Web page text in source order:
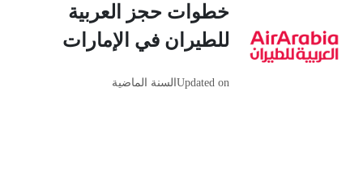
خطوات حجز العربية
للطيران في الإمارات
Updated onالسنة الماضية